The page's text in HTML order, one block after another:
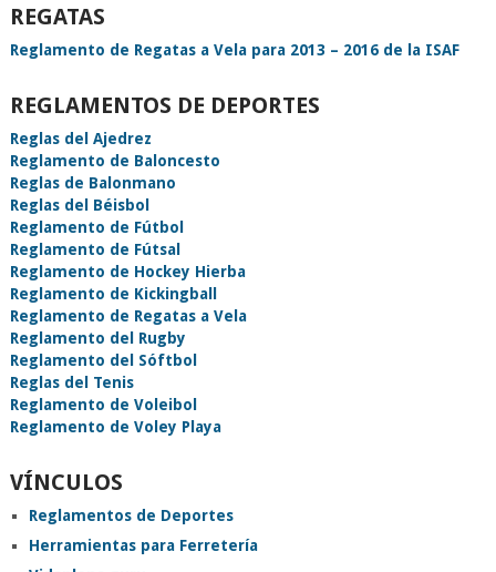
REGATAS
Reglamento de Regatas a Vela para 2013 – 2016 de la ISAF
REGLAMENTOS DE DEPORTES
Reglas del Ajedrez
Reglamento de Baloncesto
Reglas de Balonmano
Reglas del Béisbol
Reglamento de Fútbol
Reglamento de Fútsal
Reglamento de Hockey Hierba
Reglamento de Kickingball
Reglamento de Regatas a Vela
Reglamento del Rugby
Reglamento del Sóftbol
Reglas del Tenis
Reglamento de Voleibol
Reglamento de Voley Playa
VÍNCULOS
Reglamentos de Deportes
Herramientas para Ferretería